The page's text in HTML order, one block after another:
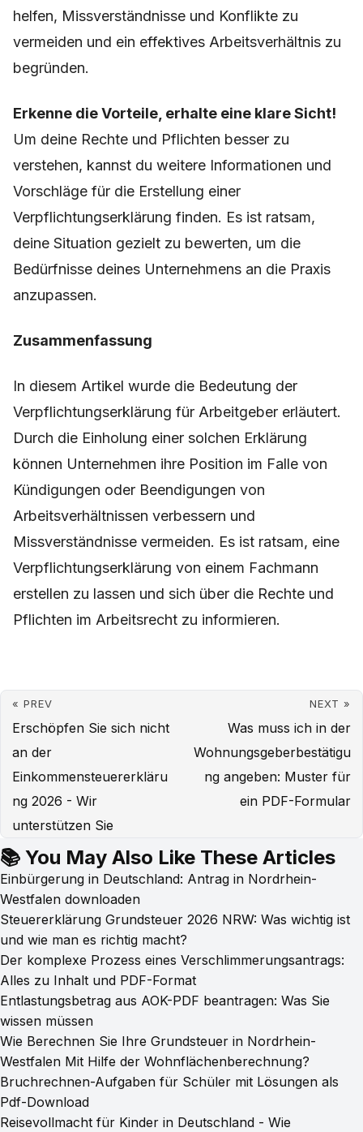
helfen, Missverständnisse und Konflikte zu
vermeiden und ein effektives Arbeitsverhältnis zu
begründen.
Erkenne die Vorteile, erhalte eine klare Sicht!
Um deine Rechte und Pflichten besser zu
verstehen, kannst du weitere Informationen und
Vorschläge für die Erstellung einer
Verpflichtungserklärung finden. Es ist ratsam,
deine Situation gezielt zu bewerten, um die
Bedürfnisse deines Unternehmens an die Praxis
anzupassen.
Zusammenfassung
In diesem Artikel wurde die Bedeutung der
Verpflichtungserklärung für Arbeitgeber erläutert.
Durch die Einholung einer solchen Erklärung
können Unternehmen ihre Position im Falle von
Kündigungen oder Beendigungen von
Arbeitsverhältnissen verbessern und
Missverständnisse vermeiden. Es ist ratsam, eine
Verpflichtungserklärung von einem Fachmann
erstellen zu lassen und sich über die Rechte und
Pflichten im Arbeitsrecht zu informieren.
« PREV
Erschöpfen Sie sich nicht
an der
Einkommensteuererkläru
ng 2026 - Wir
unterstützen Sie
NEXT »
Was muss ich in der
Wohnungsgeberbestätigu
ng angeben: Muster für
ein PDF-Formular
📚 You May Also Like These Articles
Einbürgerung in Deutschland: Antrag in Nordrhein-
Westfalen downloaden
Steuererklärung Grundsteuer 2026 NRW: Was wichtig ist
und wie man es richtig macht?
Der komplexe Prozess eines Verschlimmerungsantrags:
Alles zu Inhalt und PDF-Format
Entlastungsbetrag aus AOK-PDF beantragen: Was Sie
wissen müssen
Wie Berechnen Sie Ihre Grundsteuer in Nordrhein-
Westfalen Mit Hilfe der Wohnflächenberechnung?
Bruchrechnen-Aufgaben für Schüler mit Lösungen als
Pdf-Download
Reisevollmacht für Kinder in Deutschland - Wie